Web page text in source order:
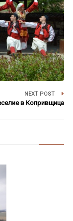
NEXT POST
в Копривщица